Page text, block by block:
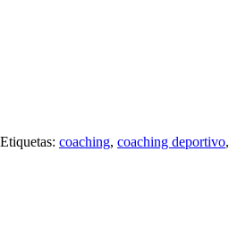
Etiquetas: coaching, coaching deportivo,